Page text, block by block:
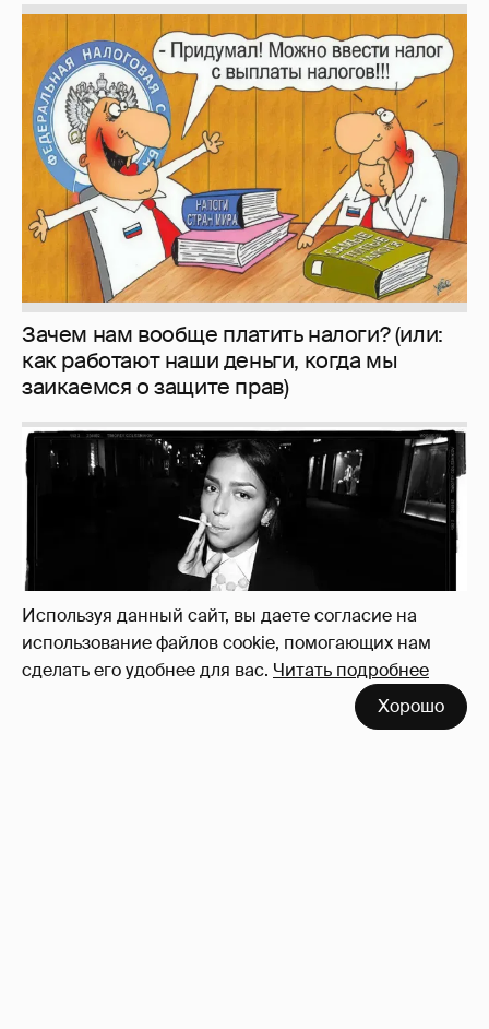
Используя данный сайт, вы даете согласие на
использование файлов cookie, помогающих нам
сделать его удобнее для вас. Читать подробнее
Хорошо
Зачем нам вообще платить налоги? (или:
как работают наши деньги, когда мы
заикаемся о защите прав)
Рублёвские дочки 187